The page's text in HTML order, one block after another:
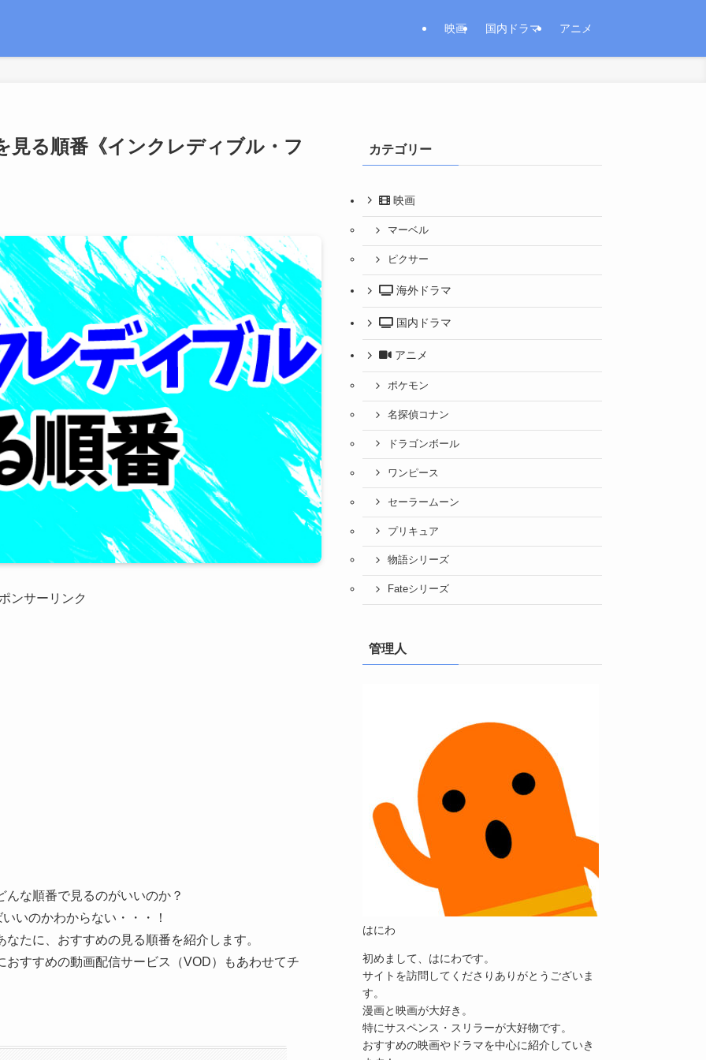
映画 国内ドラマ アニメ
見る順番《インクレディブル・フ
ンサーリンク
な順番で見るのがいいのか？
いのかわからない・・・！
たに、おすすめの見る順番を紹介します。
すすめの動画配信サービス（VOD）もあわせてチ
カテゴリー
映画
マーベル
ピクサー
海外ドラマ
国内ドラマ
アニメ
ポケモン
名探偵コナン
ドラゴンボール
ワンピース
セーラームーン
プリキュア
物語シリーズ
Fateシリーズ
管理人
はにわ
初めまして、はにわです。
サイトを訪問してくださりありがとうございま
す。
漫画と映画が大好き。
特にサスペンス・スリラーが大好物です。
おすすめの映画やドラマを中心に紹介していき